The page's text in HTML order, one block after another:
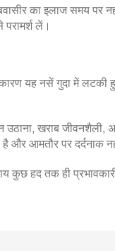
का इलाज समय पर
लें।
यह नसें गुदा में
खराब
आमतौर पर दर्दनाक
कुछ हद तक ही